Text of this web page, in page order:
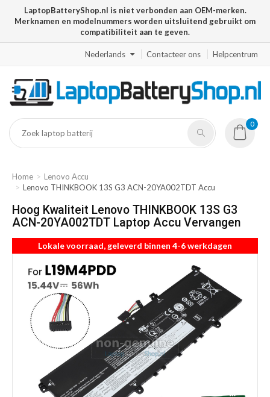
LaptopBatteryShop.nl is niet verbonden aan OEM-merken.
Merknamen en modelnummers worden uitsluitend gebruikt om
compatibiliteit aan te geven.
Nederlands Contacteer ons Helpcentrum
0
Home
Lenovo Accu
Lenovo THINKBOOK 13S G3 ACN-20YA002TDT Accu
Hoog Kwaliteit Lenovo THINKBOOK 13S G3
ACN-20YA002TDT Laptop Accu Vervangen
Lokale voorraad, geleverd binnen 4-6 werkdagen